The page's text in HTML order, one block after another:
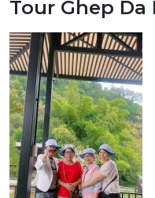
Tour Ghep Da